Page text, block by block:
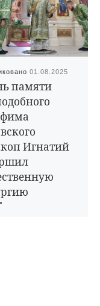
01.08.2025
памяти
Игнатий